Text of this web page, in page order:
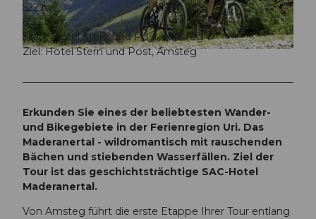
© ARE, Verein Urner Wanderwege |CC-BY
522 m
1.359 m
837 m
Start: Hotel Stern und Post, Amsteg
Ziel: Hotel Stern und Post, Amsteg
Erkunden Sie eines der beliebtesten Wander-
und Bikegebiete in der Ferienregion Uri. Das
Maderanertal - wildromantisch mit rauschenden
Bächen und stiebenden Wasserfällen. Ziel der
Tour ist das geschichtsträchtige SAC-Hotel
Maderanertal.
Von Amsteg führt die erste Etappe Ihrer Tour entlang